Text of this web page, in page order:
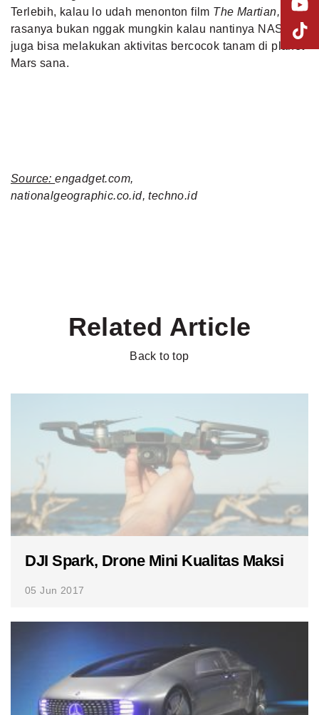
Terlebih, kalau lo udah menonton film The Martian,
rasanya bukan nggak mungkin kalau nantinya NASA
juga bisa melakukan aktivitas bercocok tanam di planet
Mars sana.
Source:engadget.com,
nationalgeographic.co.id,techno.id
Related Article
Back to top
DJI Spark, Drone Mini Kualitas Maksi
05 Jun 2017